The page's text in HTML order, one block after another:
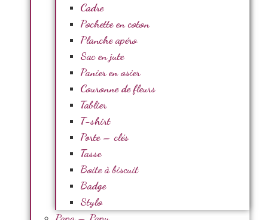
Cadre
Pochette en coton
Planche apéro
Sac en jute
Panier en osier
Couronne de fleurs
Tablier
T-shirt
Porte – clés
Tasse
Boite à biscuit
Badge
Stylo